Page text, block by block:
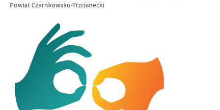
Powiat Czarnkowsko-Trzcianecki